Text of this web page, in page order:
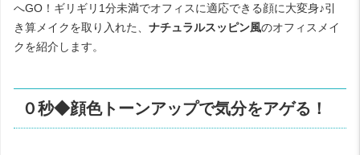
へGO！ギリギリ1分未満でオフィスに適応できる顔に大変身♪引
き算メイクを取り入れた、 ナチュラルスッピン風のオフィスメイ
クを紹介します。
０秒◆顔色トーンアップで気分をアゲる！